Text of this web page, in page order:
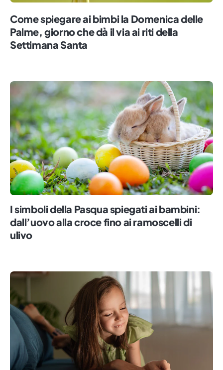
Come spiegare ai bimbi la Domenica delle
Palme, giorno che dà il via ai riti della
Settimana Santa
I simboli della Pasqua spiegati ai bambini:
dall’uovo alla croce fino ai ramoscelli di
ulivo